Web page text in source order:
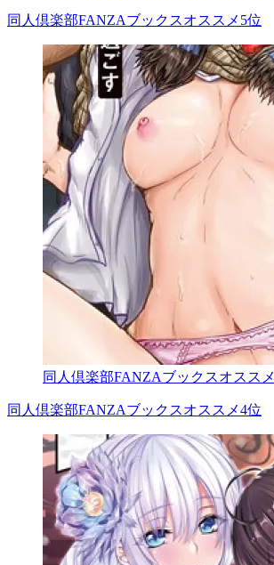
同人倶楽部FANZAブックスオススメ5位
同人倶楽部FANZAブックスオススメ
同人倶楽部FANZAブックスオススメ4位